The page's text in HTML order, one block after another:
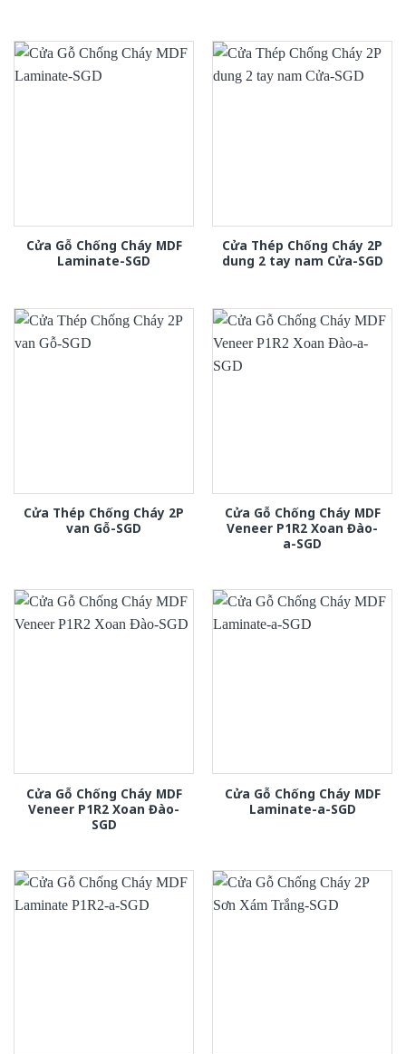
Cửa Gỗ Chống Cháy MDF
Laminate-SGD
Cửa Thép Chống Cháy 2P
dung 2 tay nam Cửa-SGD
Cửa Thép Chống Cháy 2P
van Gỗ-SGD
Cửa Gỗ Chống Cháy MDF
Veneer P1R2 Xoan Đào-
a-SGD
Cửa Gỗ Chống Cháy MDF
Veneer P1R2 Xoan Đào-
SGD
Cửa Gỗ Chống Cháy MDF
Laminate-a-SGD